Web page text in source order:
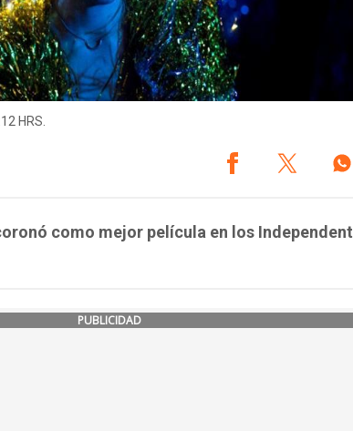
HRS.
como mejor película en los Independent
PUBLICIDAD